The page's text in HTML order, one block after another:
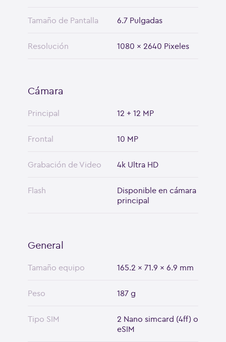
Tamaño de Pantalla 6.7 Pulgadas
Resolución 1080 x 2640 Pixeles
Cámara
Principal 12 + 12 MP
Frontal 10 MP
Grabación de Video 4k Ultra HD
Flash
Disponible en cámara
principal
General
Tamaño equipo 165.2 x 71.9 x 6.9 mm
Peso 187 g
Tipo SIM
2 Nano simcard (4ff) o
eSIM